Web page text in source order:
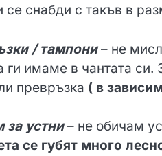
се снабди с такъв в
/ тампони– не
ги имаме в чантата
превръзка ( в
за устни– не обичам
се губят много